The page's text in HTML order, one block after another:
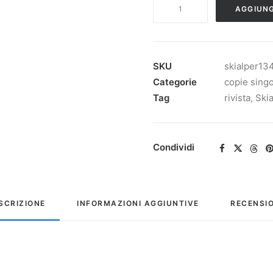
SKU
Categorie
copie
Tag
rivista,
Condividi
INFORMAZIONI AGGIUNTIVE